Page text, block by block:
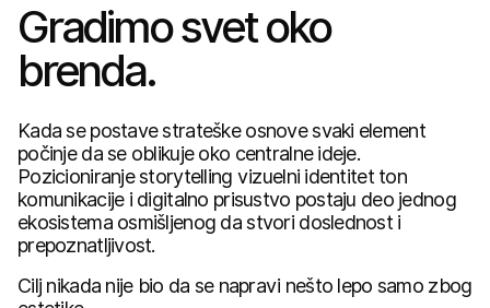
Gradimo svet oko
brenda.
Kada se postave strateške osnove svaki element
počinje da se oblikuje oko centralne ideje.
Pozicioniranje storytelling vizuelni identitet ton
komunikacije i digitalno prisustvo postaju deo jednog
ekosistema osmišljenog da stvori doslednost i
prepoznatljivost.
Cilj nikada nije bio da se napravi nešto lepo samo zbog